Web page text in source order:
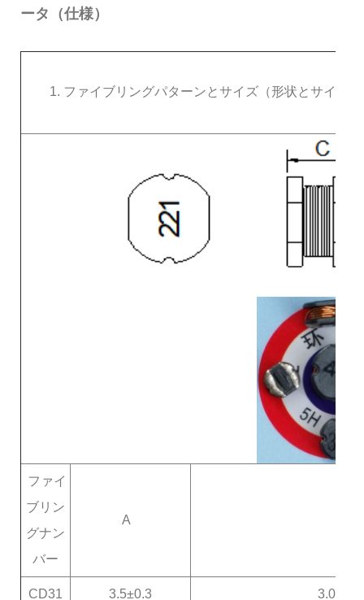
ータ（仕様）
1. ファイブリングパターンとサイズ（形状とサイズ
ファイ
ブリン
グナン
バー
A
CD31 3.5±0.3 3.0±0.3